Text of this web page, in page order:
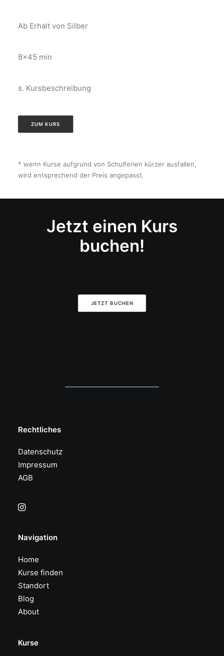
Ab Erhalt von Silber
8×45 min
s. Kursbeschreibung
ZUM KURS
* wenn Kurse aufgrund von Schulferien kürzer ausfallen,
wird entsprechend der Preis angepasst.
Jetzt einen Kurs
buchen!
JETZT BUCHEN
Rechtliches
Datenschutz
Impressum
AGB
Navigation
Home
Kurse finden
Standort
Blog
About
Kurse